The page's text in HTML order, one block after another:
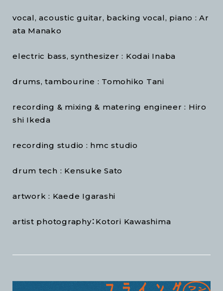
vocal, acoustic guitar, backing vocal, piano : Ar
ata Manako
electric bass, synthesizer : Kodai Inaba
drums, tambourine : Tomohiko Tani
recording & mixing & matering engineer : Hiro
shi Ikeda
recording studio : hmc studio
drum tech : Kensuke Sato
artwork : Kaede Igarashi
artist photography：Kotori Kawashima